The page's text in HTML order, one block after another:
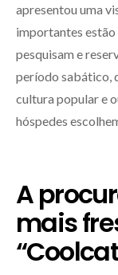
apresentou uma
importantes estão
pesquisam e
período sabático,
cultura popular e
hóspedes
A
mais